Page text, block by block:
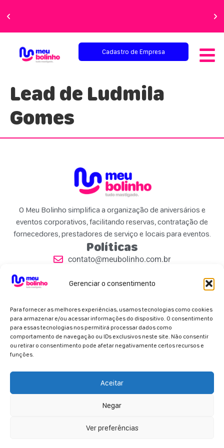
Gerenciar o consentimento
Para fornecer as melhores experiências, usamos tecnologias como cookies
para armazenar e/ou acessar informações do dispositivo. O consentimento
para essas tecnologias nos permitirá processar dados como
comportamento de navegação ou IDs exclusivos neste site. Não consentir
ou retirar o consentimento pode afetar negativamente certos recursos e
funções.
Aceitar
Negar
Ver preferências
perfeita!
Cadastro de Empresa
Lead de Ludmila
Gomes
O Meu Bolinho simplifica a organização de aniversários e
eventos corporativos, facilitando reservas, contratação de
fornecedores, prestadores de serviço e locais para eventos.
Políticas
contato@meubolinho.com.br
Contatos
Parceiros Oficiais
reservados.